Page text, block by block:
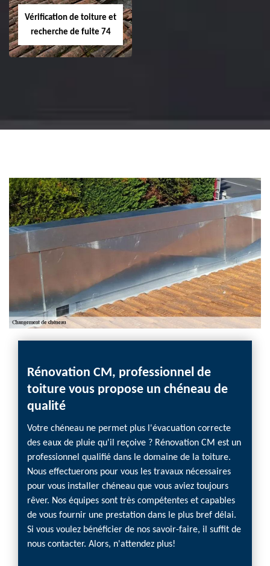
Vérification de toiture et
recherche de fuite 74
Rénovation CM, professionnel de
toiture vous propose un chéneau de
qualité
Votre chéneau ne permet plus l'évacuation correcte
des eaux de pluie qu'il reçoive ? Rénovation CM est un
professionnel qualifié dans le domaine de la toiture.
Nous effectuerons pour vous les travaux nécessaires
pour vous installer chéneau que vous aviez toujours
rêver. Nos équipes sont très compétentes et capables
de vous fournir une prestation dans le plus bref délai.
Si vous voulez bénéficier de nos savoir-faire, il suffit de
nous contacter. Alors, n'attendez plus!